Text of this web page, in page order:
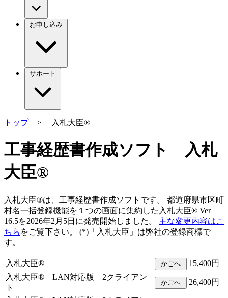
お申し込み
サポート
トップ> 入札大臣®
工事経歴書作成ソフト 入札
大臣®
入札大臣®は、工事経歴書作成ソフトです。 都道府県市区町
村名一括登録機能を１つの画面に集約した入札大臣® Ver
16.5を2026年2月5日に発売開始しました。 主な変更内容はこ
ちら をご覧下さい。 (*)「入札大臣」は弊社の登録商標で
す。
入札大臣®
15,400円
入札大臣® LAN対応版 2クライアン
ト
26,400円